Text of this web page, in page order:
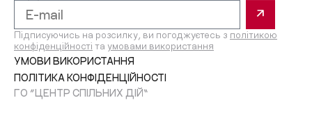
Підписуючись на розсилку, ви погоджуєтесь з політикою
конфіденційності та умовами використання
ГО “ЦЕНТР СПІЛЬНИХ ДІЙ”
УМОВИ ВИКОРИСТАННЯ
ПОЛІТИКА КОНФІДЕНЦІЙНОСТІ